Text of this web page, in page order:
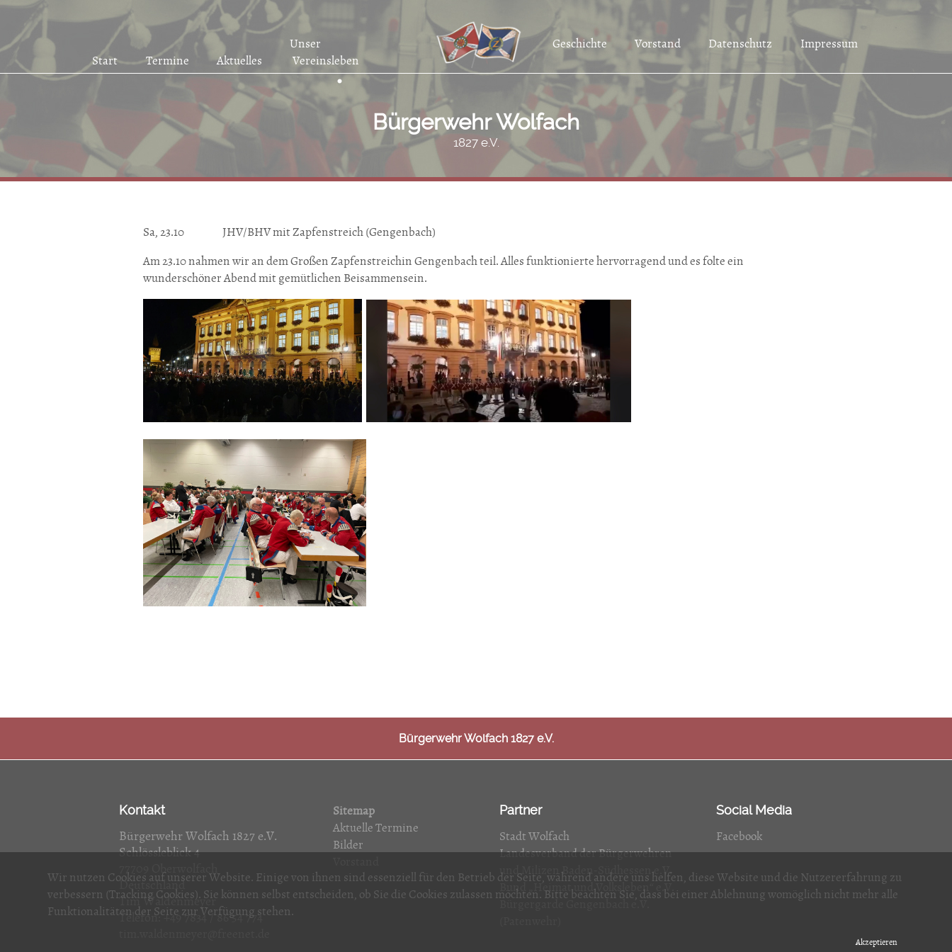
Start Termine Aktuelles
Unser
Vereinsleben
Geschichte Vorstand Datenschutz Impressum
Bürgerwehr Wolfach
1827 e.V.
Sa, 23.10 JHV/BHV mit Zapfenstreich (Gengenbach)
Am 23.10 nahmen wir an dem Großen Zapfenstreichin Gengenbach teil. Alles funktionierte hervorragend und es folte ein
wunderschöner Abend mit gemütlichen Beisammensein.
Bürgerwehr Wolfach 1827 e.V.
Kontakt
Bürgerwehr Wolfach 1827 e.V.
Schlössleblick 4
77709 Oberwolfach
Deutschland
Tim Waldenmeyer
Telefon: +49 7834 / 86 54 774
Sitemap
Aktuelle Termine
Bilder
Partner
Stadt Wolfach
Landesverband der Bürgerwehren
und Milizen Baden-Südhessen e.V.
Bund „Heimat und Volksleben“ e.V.
Social Media
Facebook
Wir nutzen Cookies auf unserer Website. Einige von ihnen sind essenziell für den Betrieb der Seite, während andere uns helfen, diese Website und die Nutzererfahrung zu
verbessern (Tracking Cookies). Sie können selbst entscheiden, ob Sie die Cookies zulassen möchten. Bitte beachten Sie, dass bei einer Ablehnung womöglich nicht mehr alle
Funktionalitäten der Seite zur Verfügung stehen.
Akzeptieren